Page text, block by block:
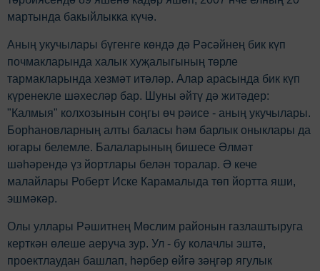
мартында бакыйлыкка күчә.
Аның укучылары бүгенге көндә дә Рәсәйнең бик күп
почмакларында халык хуҗалыгының төрле
тармакларында хезмәт итәләр. Алар арасында бик күп
күренекле шәхесләр бар. Шуны әйтү дә житәдер:
"Калмыя" колхозынын соңгы өч рәисе - аның укучылары.
Борһановларның алты баласы hәм барлык оныклары да
югары белемле. Балаларының бишесе Әлмәт
шәhәрендә үз йортлары белән торалар. Ә кече
малайлары Роберт Иске Карамалыда төп йортта яши,
эшмәкәр.
Олы уллары Рәшитнең Мөслим районын газлаштыруга
керткән өлеше аеруча зур. Ул - бу колачлы эштә,
проектлаудан башлап, hәрбер өйгә зәңгәр ягулык